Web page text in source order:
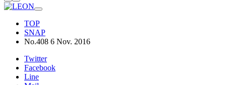
TOP
SNAP
No.408 6 Nov. 2016
Twitter
Facebook
Line